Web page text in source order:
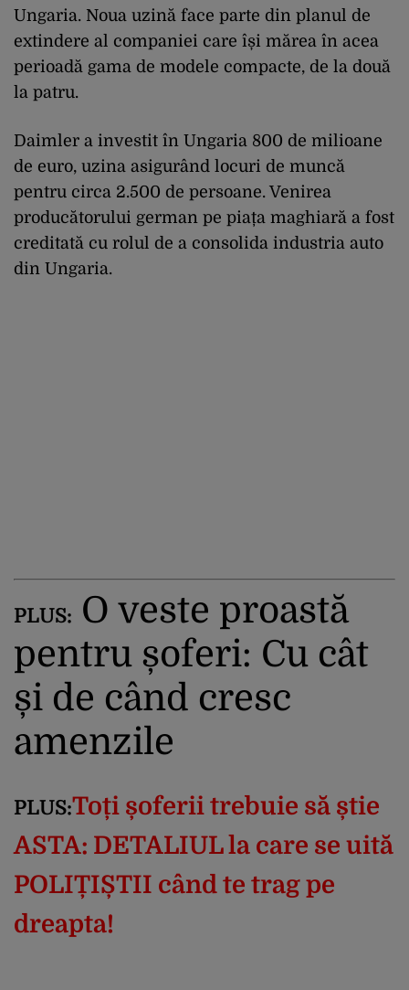
Ungaria. Noua uzină face parte din planul de
extindere al companiei care își mărea în acea
perioadă gama de modele compacte, de la două
la patru.
Daimler a investit în Ungaria 800 de milioane
de euro, uzina asigurând locuri de muncă
pentru circa 2.500 de persoane. Venirea
producătorului german pe piața maghiară a fost
creditată cu rolul de a consolida industria auto
din Ungaria.
PLUS: O veste proastă
pentru șoferi: Cu cât
și de când cresc
amenzile
PLUS:Toți șoferii trebuie să știe
ASTA: DETALIUL la care se uită
POLIȚIȘTII când te trag pe
dreapta!